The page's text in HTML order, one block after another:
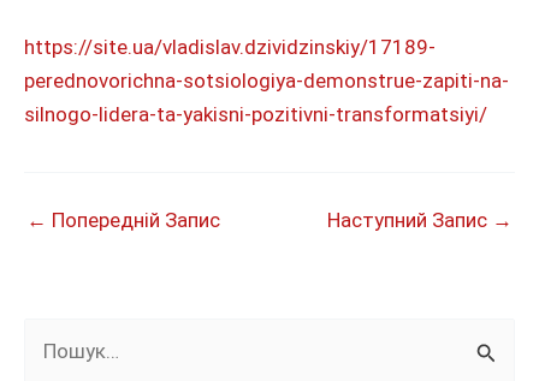
https://site.ua/vladislav.dzividzinskiy/17189-
perednovorichna-sotsiologiya-demonstrue-zapiti-na-
silnogo-lidera-ta-yakisni-pozitivni-transformatsiyi/
← Попередній Запис Наступний Запис →